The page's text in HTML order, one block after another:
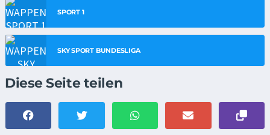
SPORT 1
SKY SPORT BUNDESLIGA
Diese Seite teilen